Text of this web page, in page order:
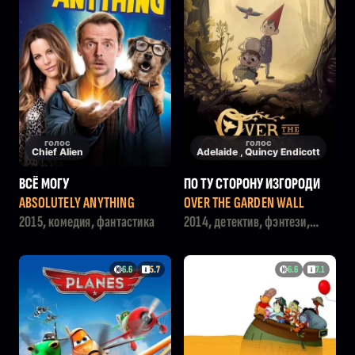
голос
Chief Alien
ВСЁ МОГУ
ABSOLUTELY ANYTHING
2015, комедия, фантастика
голос
Adelaide , Quincy Endicott
ПО ТУ СТОРОНУ ИЗГОРОДИ
OVER THE GARDEN WALL
2014, детектив, фэнтези,
комедия
6.6 5.7 6.6 7.1